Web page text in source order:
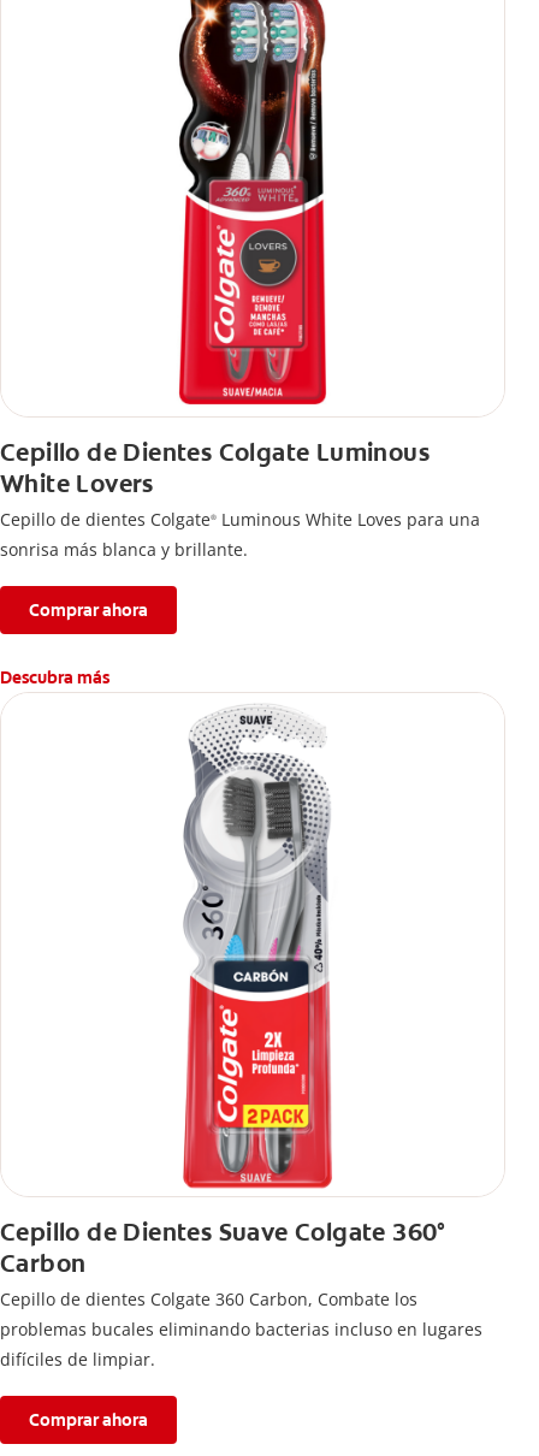
Cepillo de Dientes Colgate Luminous
White Lovers
Cepillo de dientes Colgate® Luminous White Loves para una
sonrisa más blanca y brillante.
Comprar ahora
Descubra más
Cepillo de Dientes Suave Colgate 360°
Carbon
Cepillo de dientes Colgate 360 ​​Carbon, Combate los
problemas bucales eliminando bacterias incluso en lugares
difíciles de limpiar.
Comprar ahora